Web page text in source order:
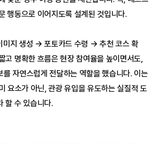
행동으로 이어지도록 설계된 것입니다.
미지 생성 → 포토카드 수령 → 추천 코스 확
고 명확한 흐름은 현장 참여율을 높이면서도,
를 자연스럽게 전달하는 역할을 했습니다. 이는
요소가 아닌, 관광 유입을 유도하는 실질적 도
할 수 있습니다.